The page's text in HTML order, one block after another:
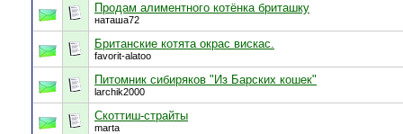
Продам алиментного котёнка бриташку
наташа72
Британские котята окрас вискас.
favorit-alatoo
Питомник сибиряков "Из Барских кошек"
larchik2000
Скоттиш-страйты
marta